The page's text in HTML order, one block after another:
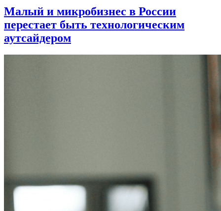
Малый и микробизнес в России
перестает быть технологическим
аутсайдером